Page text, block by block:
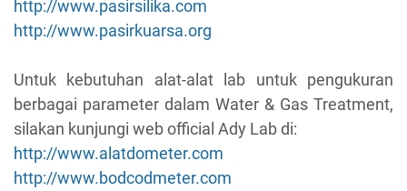
http://www.pasirsilika.com
http://www.pasirkuarsa.org
Untuk kebutuhan alat-alat lab untuk pengukuran
berbagai parameter dalam Water & Gas Treatment,
silakan kunjungi web official Ady Lab di:
http://www.alatdometer.com
http://www.bodcodmeter.com